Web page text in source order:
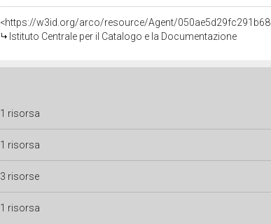
<https://w3id.org/arco/resource/Agent/
Istituto Centrale per il Catalogo e la Documentazione
1 risorsa
1 risorsa
3 risorse
1 risorsa